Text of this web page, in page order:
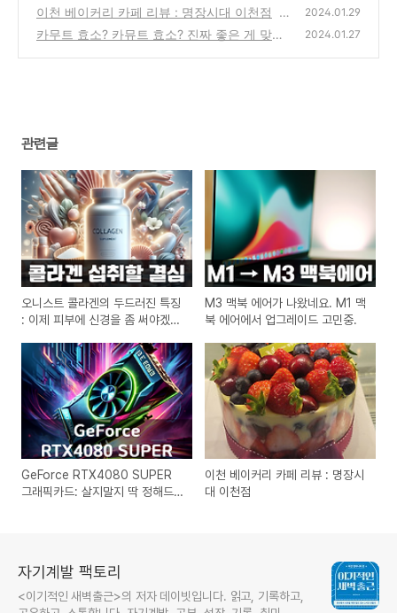
말지 딱 정해드림
(23)
이천 베이커리 카페 리뷰 : 명장시대 이천점
(4
4)
2024.01.29
카무트 효소? 카뮤트 효소? 진짜 좋은 게 맞는
2024.01.27
관련글
오니스트 콜라겐의 두드러진 특징
: 이제 피부에 신경을 좀 써야겠습
M3 맥북 에어가 나왔네요. M1 맥
북 에어에서 업그레이드 고민중.
GeForce RTX4080 SUPER
그래픽카드: 살지말지 딱 정해드
이천 베이커리 카페 리뷰 : 명장시
대 이천점
자기계발 팩토리
<이기적인 새벽출근>의 저자 데이빗입니다. 읽고, 기록하고,